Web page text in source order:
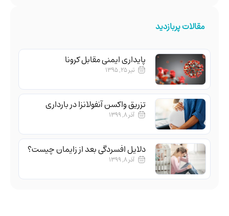
مقالات پربازدید
پایداری ایمنی مقابل کرونا
تیر ۲۵, ۱۳۹۵
تزریق واکسن آنفولانزا در بارداری
آذر ۸, ۱۳۹۹
دلایل افسردگی بعد از زایمان چیست؟
آذر ۸, ۱۳۹۹